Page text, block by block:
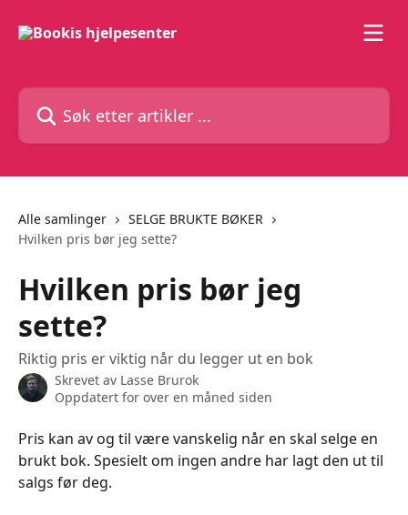
Søk etter artikler ...
Alle samlinger
SELGE BRUKTE BØKER
Hvilken pris bør jeg sette?
Hvilken pris bør jeg
sette?
Riktig pris er viktig når du legger ut en bok
Skrevet av Lasse Brurok
Oppdatert for over en måned siden
Pris kan av og til være vanskelig når en skal selge en
brukt bok. Spesielt om ingen andre har lagt den ut til
salgs før deg.